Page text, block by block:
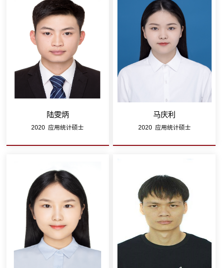
陆雯炳
2020 应用统计硕士
马庆利
2020 应用统计硕士